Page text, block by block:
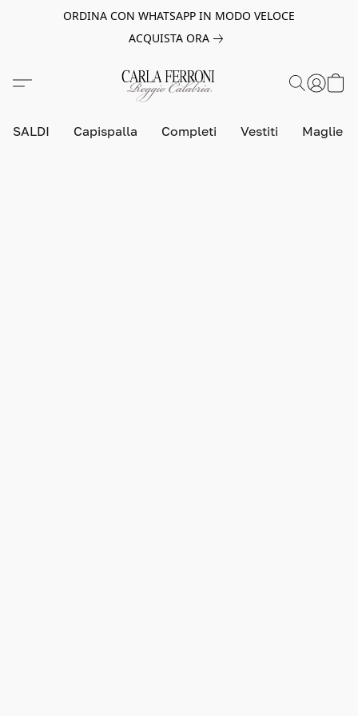
ORDINA CON WHATSAPP IN MODO VELOCE
ACQUISTA ORA
SALDI Capispalla Completi Vestiti Maglie e